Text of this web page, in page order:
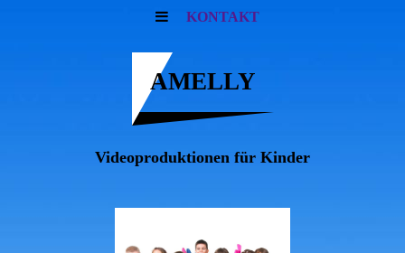
KONTAKT
AMELLY
Videoproduktionen für Kinder